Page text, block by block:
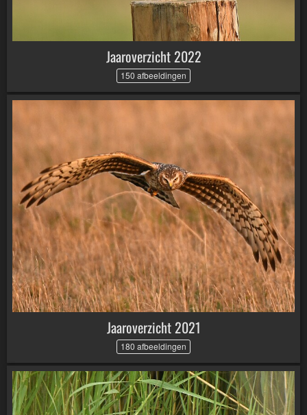
Jaaroverzicht 2022
150 afbeeldingen
Jaaroverzicht 2021
180 afbeeldingen